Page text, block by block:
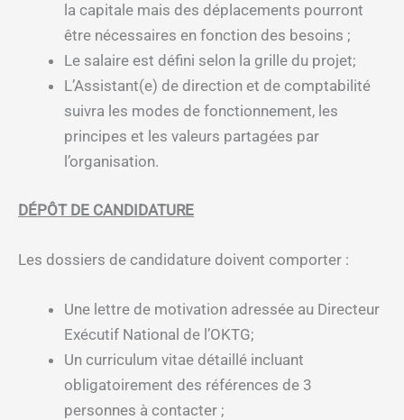
la capitale mais des déplacements pourront
être nécessaires en fonction des besoins ;
Le salaire est défini selon la grille du projet;
L’Assistant(e) de direction et de comptabilité
suivra les modes de fonctionnement, les
principes et les valeurs partagées par
l’organisation.
DÉPÔT DE CANDIDATURE
Les dossiers de candidature doivent comporter :
Une lettre de motivation adressée au Directeur
Exécutif National de l’OKTG;
Un curriculum vitae détaillé incluant
obligatoirement des références de 3
personnes à contacter ;